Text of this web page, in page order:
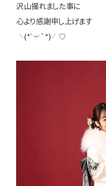
沢山撮れました事に
心より感謝申し上げます
╰(*´︶`*)╯♡